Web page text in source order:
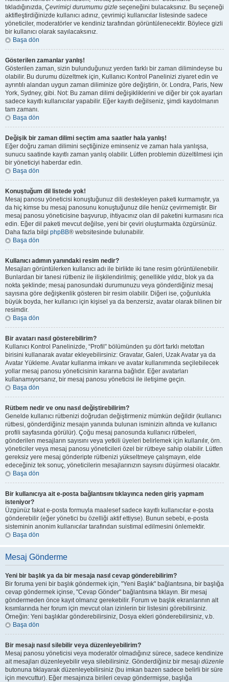
tıkladığınızda, Çevrimiçi durumumu gizle seçeneğini bulacaksınız. Bu seçeneği
aktifleştirdiğinizde kullanıcı adınız, çevrimiçi kullanıcılar listesinde sadece
yöneticiler, moderatörler ve kendiniz tarafından görüntülenecektir. Böylece gizli
bir kullanıcı olarak sayılacaksınız.
Başa dön
Gösterilen zamanlar yanlış!
Gösterilen zaman, sizin bulunduğunuz yerden farklı bir zaman dilimindeyse bu
olabilir. Bu durumu düzeltmek için, Kullanıcı Kontrol Panelinizi ziyaret edin ve
ayrıntılı alandan uygun zaman diliminize göre değiştirin, ör. Londra, Paris, New
York, Sydney, gibi. Not: Bu zaman dilimi değişikliklerini ve diğer bir çok ayarları
sadece kayıtlı kullanıcılar yapabilir. Eğer kayıtlı değilseniz, şimdi kaydolmanın
tam zamanı.
Başa dön
Değişik bir zaman dilimi seçtim ama saatler hala yanlış!
Eğer doğru zaman dilimini seçtiğinize eminseniz ve zaman hala yanlışsa,
sunucu saatinde kayıtlı zaman yanlış olabilir. Lütfen problemin düzeltilmesi için
bir yöneticiyi haberdar edin.
Başa dön
Konuştuğum dil listede yok!
Mesaj panosu yöneticisi konuştuğunuz dili destekleyen paketi kurmamıştır, ya
da hiç kimse bu mesaj panosunu konuştuğunuz dile henüz çevirmemiştir. Bir
mesaj panosu yöneticisine başvurup, ihtiyacınız olan dil paketini kurmasını rica
edin. Eğer dil paketi mevcut değilse, yeni bir çeviri oluşturmakta özgürsünüz.
Daha fazla bilgi phpBB® websitesinde bulunabilir.
Başa dön
Kullanıcı adımın yanındaki resim nedir?
Mesajları görüntülerken kullanıcı adı ile birlikte iki tane resim görüntülenebilir.
Bunlardan bir tanesi rütbeniz ile ilişkilendirilmiş; genellikle yıldız, blok ya da
nokta şeklinde; mesaj panosundaki durumunuzu veya gönderdiğiniz mesaj
sayısına göre değişkenlik gösteren bir resim olabilir. Diğeri ise, çoğunlukla
büyük boyda, her kullanıcı için kişisel ya da benzersiz, avatar olarak bilinen bir
resimdir.
Başa dön
Bir avatarı nasıl gösterebilirim?
Kullanıcı Kontrol Panelinizde, “Profil” bölümünden şu dört farklı metottan
birisini kullanarak avatar ekleyebilirsiniz: Gravatar, Galeri, Uzak Avatar ya da
Avatar Yükleme. Avatar kullanma imkanı ve avatar kullanımında seçilebilecek
yollar mesaj panosu yöneticisinin kararına bağlıdır. Eğer avatarları
kullanamıyorsanız, bir mesaj panosu yöneticisi ile iletişime geçin.
Başa dön
Rütbem nedir ve onu nasıl değiştirebilirim?
Genelde kullanıcı rütbenizi doğrudan değiştirmeniz mümkün değildir (kullanıcı
rütbesi, gönderdiğiniz mesajın yanında bulunan isminizin altında ve kullanıcı
profili sayfasında görülür). Çoğu mesaj panosunda kullanıcı rütbeleri,
gönderilen mesajların sayısını veya yetkili üyeleri belirlemek için kullanılır, örn.
yöneticiler veya mesaj panosu yöneticileri özel bir rütbeye sahip olabilir. Lütfen
gereksiz yere mesaj gönderipte rütbenizi yükseltmeye çalışmayın, elde
edeceğiniz tek sonuç, yöneticilerin mesajlarınızın sayısını düşürmesi olacaktır.
Başa dön
Bir kullanıcıya ait e-posta bağlantısını tıklayınca neden giriş yapmam
isteniyor?
Üzgünüz fakat e-posta formuyla maalesef sadece kayıtlı kullanıcılar e-posta
gönderebilir (eğer yönetici bu özelliği aktif ettiyse). Bunun sebebi, e-posta
sisteminin anonim kullanıcılar tarafından suistimal edilmesini önlemektir.
Başa dön
Mesaj Gönderme
Yeni bir başlık ya da bir mesaja nasıl cevap gönderebilirim?
Bir foruma yeni bir başlık göndermek için, "Yeni Başlık" bağlantısına, bir başlığa
cevap göndermek içinse, "Cevap Gönder" bağlantısına tıklayın. Bir mesaj
göndermeden önce kayıt olmanız gerekebilir. Forum ve başlık ekranlarının alt
kısımlarında her forum için mevcut olan izinlerin bir listesini görebilirsiniz.
Örneğin: Yeni başlıklar gönderebilirsiniz, Dosya ekleri gönderebilirsiniz, v.b.
Başa dön
Bir mesajı nasıl silebilir veya düzenleyebilirim?
Mesaj panosu yöneticisi veya moderatör olmadığınız sürece, sadece kendinize
ait mesajları düzenleyebilir veya silebilirsiniz. Gönderdiğiniz bir mesajı düzenle
butonuna tıklayarak düzenleyebilirsiniz (bu imkan bazen sadece belirli bir süre
için mevcuttur). Eğer mesajınıza birileri cevap göndermişse, başlığa